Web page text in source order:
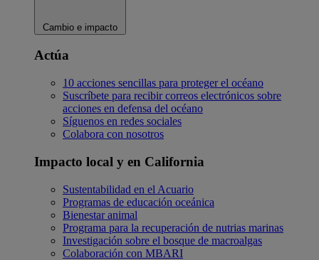
Cambio e impacto
Actúa
10 acciones sencillas para proteger el océano
Suscríbete para recibir correos electrónicos sobre
acciones en defensa del océano
Síguenos en redes sociales
Colabora con nosotros
Impacto local y en California
Sustentabilidad en el Acuario
Programas de educación oceánica
Bienestar animal
Programa para la recuperación de nutrias marinas
Investigación sobre el bosque de macroalgas
Colaboración con MBARI